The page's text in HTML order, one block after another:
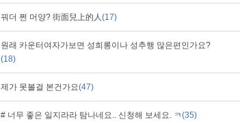
꿔더 쩐 머양? 街面兒上的人(17)
원래 카운터여자가보면 성희롱이나 성추행 많은편인가요?
(18)
제가 못볼걸 본건가요(47)
# 너무 좋은 일지라라 탐나네요.. 신청해 보세요. ㅋ(35)